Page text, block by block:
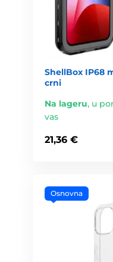
ShellBox IP68
crni
Na lageru, u
vas
21,36 €
Osnovna